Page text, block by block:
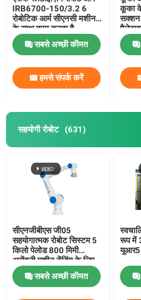
IRB6700-150/3.2 6
रोबोटिक आर्म सीएनसी मशीन
के साथ काम करता है
सबसे अच्छी कीमत
हमसे संपर्क करें
कूका
सक्शन
सहयोगी रोबोट (631)
सीएनजीबीएस जी05
सहयोगात्मक रोबोट सिस्टम 5
किलो पेलोड 800 मिमी
असेंबली मशीन टेंडिंग के लिए
पहुंच
सबसे अच्छी कीमत
रूप में
यूआर5